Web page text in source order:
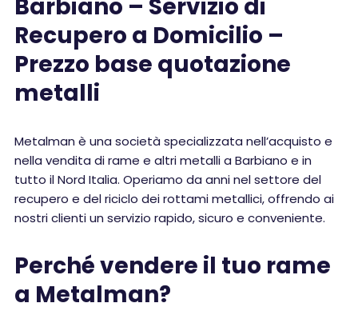
Barbiano – Servizio di
Recupero a Domicilio –
Prezzo base quotazione
metalli
Metalman è una società specializzata nell’acquisto e
nella vendita di rame e altri metalli a Barbiano e in
tutto il Nord Italia. Operiamo da anni nel settore del
recupero e del riciclo dei rottami metallici, offrendo ai
nostri clienti un servizio rapido, sicuro e conveniente.
Perché vendere il tuo rame
a Metalman?